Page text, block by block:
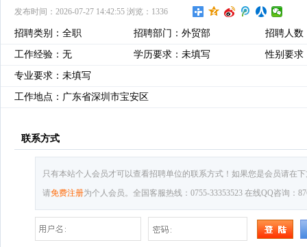
发布时间：2026-07-27 14:42:55 浏览：1336
招聘类别：全职 招聘部门：外贸部 招聘人数
工作经验：无 学历要求：未填写 性别要求
专业要求：未填写
工作地点：广东省深圳市宝安区
联系方式
只有本站个人会员才可以查看招聘单位的联系方式！如果您是会员请在
请免费注册为个人会员。全国客服热线：0755-33353523 在线QQ咨询：